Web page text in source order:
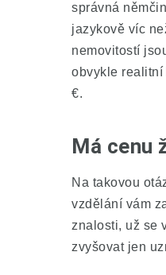
správná
jazykově víc
nemovitostí
obvykle realitní
€.
Má cenu
Na takovou
vzdělání vám
znalosti, už se
zvyšovat jen